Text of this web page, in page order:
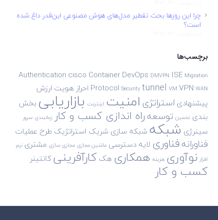
چرا این روزها بحث تقطیر مدل‌های هوش مصنوعی این‌قدر داغ شده
است؟
برچسب‌ها
Authentication cisco ContainerDevOps DMVPN ISE Migration
Protocol Security tunnel VM VPN WAN احراز هویت ارزش
پیشنهادی استراتژی امنیت اینترنت بازاریابیبخش
بندی تخمین توسعهراه اندازی کسب و کار زمانبندی سرور
سینرژی شبکه شبکه سازی شریک استراتژیک طرح عملیات
فناورانهفناوری لایه دسترسی ماشین مجازی مجازی سازی مشتری نرم
افزار نوآوری هزینه همکاری هککارآفرینیکانتینر
کسب و کار